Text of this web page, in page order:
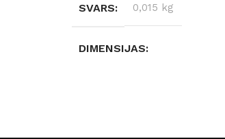
SVARS
0,015 kg
DIMENSIJAS